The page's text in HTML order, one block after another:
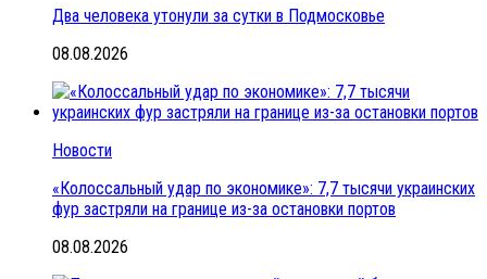
Два человека утонули за сутки в Подмосковье
08.08.2026
Новости
«Колоссальный удар по экономике»: 7,7 тысячи украинских
фур застряли на границе из-за остановки портов
08.08.2026